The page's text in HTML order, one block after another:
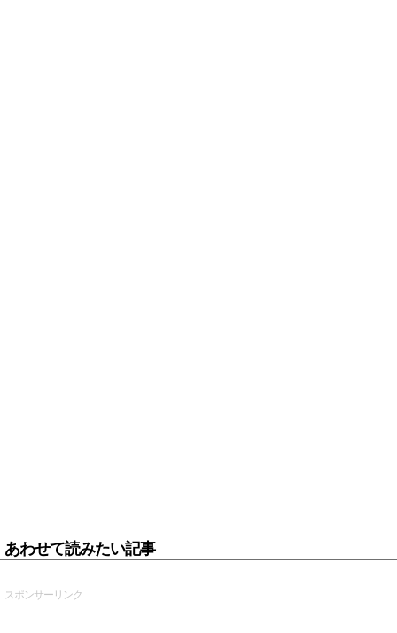
あわせて読みたい記事
スポンサーリンク